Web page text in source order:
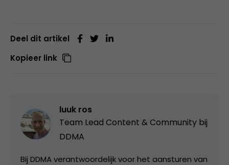
Deel dit artikel
Kopieer link
luuk ros
Team Lead Content & Community bij
DDMA
Bij DDMA verantwoordelijk voor het aansturen van